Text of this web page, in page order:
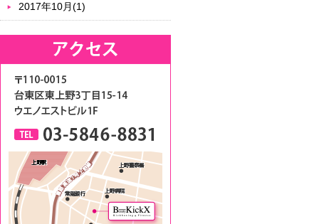
2017年10月(1)